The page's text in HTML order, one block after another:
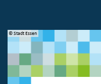
© Stadt Essen